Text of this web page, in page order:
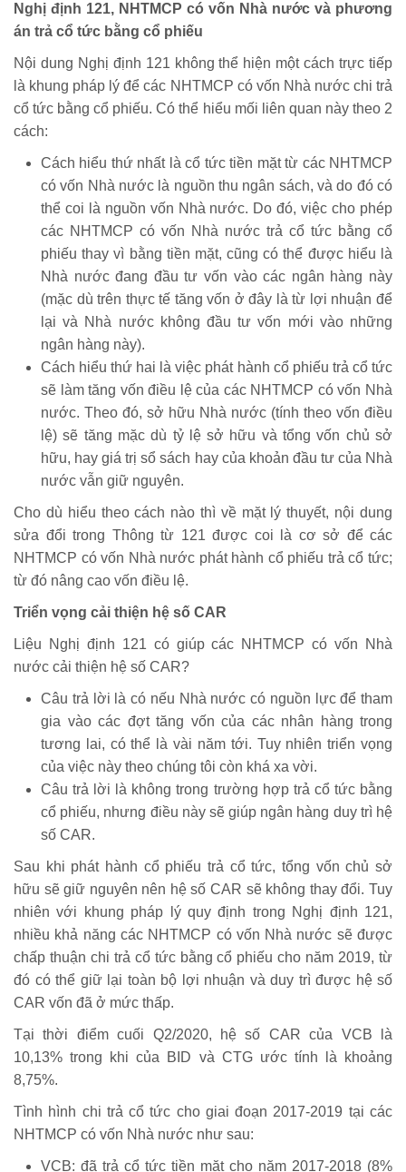
Nghị định 121, NHTMCP có vốn Nhà nước và phương
án trả cổ tức bằng cổ phiếu
Nội dung Nghị định 121 không thể hiện một cách trực tiếp
là khung pháp lý để các NHTMCP có vốn Nhà nước chi trả
cổ tức bằng cổ phiếu. Có thể hiểu mối liên quan này theo 2
cách:
Cách hiểu thứ nhất là cổ tức tiền mặt từ các NHTMCP
có vốn Nhà nước là nguồn thu ngân sách, và do đó có
thể coi là nguồn vốn Nhà nước. Do đó, việc cho phép
các NHTMCP có vốn Nhà nước trả cổ tức bằng cổ
phiếu thay vì bằng tiền mặt, cũng có thể được hiểu là
Nhà nước đang đầu tư vốn vào các ngân hàng này
(mặc dù trên thực tế tăng vốn ở đây là từ lợi nhuận để
lại và Nhà nước không đầu tư vốn mới vào những
ngân hàng này).
Cách hiểu thứ hai là việc phát hành cổ phiếu trả cổ tức
sẽ làm tăng vốn điều lệ của các NHTMCP có vốn Nhà
nước. Theo đó, sở hữu Nhà nước (tính theo vốn điều
lệ) sẽ tăng mặc dù tỷ lệ sở hữu và tổng vốn chủ sở
hữu, hay giá trị sổ sách hay của khoản đầu tư của Nhà
nước vẫn giữ nguyên.
Cho dù hiểu theo cách nào thì về mặt lý thuyết, nội dung
sửa đổi trong Thông từ 121 được coi là cơ sở để các
NHTMCP có vốn Nhà nước phát hành cổ phiếu trả cổ tức;
từ đó nâng cao vốn điều lệ.
Triển vọng cải thiện hệ số CAR
Liệu Nghị định 121 có giúp các NHTMCP có vốn Nhà
nước cải thiện hệ số CAR?
Câu trả lời là có nếu Nhà nước có nguồn lực để tham
gia vào các đợt tăng vốn của các nhân hàng trong
tương lai, có thể là vài năm tới. Tuy nhiên triển vọng
của việc này theo chúng tôi còn khá xa vời.
Câu trả lời là không trong trường hợp trả cổ tức bằng
cổ phiếu, nhưng điều này sẽ giúp ngân hàng duy trì hệ
số CAR.
Sau khi phát hành cổ phiếu trả cổ tức, tổng vốn chủ sở
hữu sẽ giữ nguyên nên hệ số CAR sẽ không thay đổi. Tuy
nhiên với khung pháp lý quy định trong Nghị định 121,
nhiều khả năng các NHTMCP có vốn Nhà nước sẽ được
chấp thuận chi trả cổ tức bằng cổ phiếu cho năm 2019, từ
đó có thể giữ lại toàn bộ lợi nhuận và duy trì được hệ số
CAR vốn đã ở mức thấp.
Tại thời điểm cuối Q2/2020, hệ số CAR của VCB là
10,13% trong khi của BID và CTG ước tính là khoảng
8,75%.
Tình hình chi trả cổ tức cho giai đoạn 2017-2019 tại các
NHTMCP có vốn Nhà nước như sau:
VCB: đã trả cổ tức tiền mặt cho năm 2017-2018 (8%